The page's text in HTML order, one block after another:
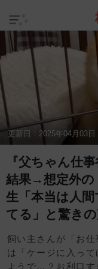
更新日： 2025年04月03日
『父ちゃん仕
結果→想定外の
生「本当は人
てる」と驚き
飼い主さんが「お
は「ケージに入っ
ようで…？お利口す